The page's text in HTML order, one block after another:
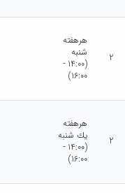
2
هرهفته
شنبه
(14:00 -
16:00)
2
هرهفته
يك شنبه
(14:00 -
16:00)